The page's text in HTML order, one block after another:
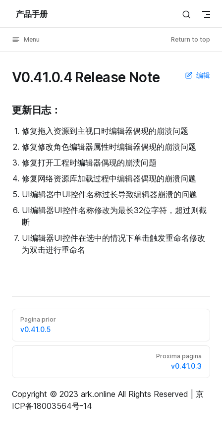
Skip to content
产品手册
Menu Return to top
编辑
V0.41.0.4 Release Note
更新日志：
修复拖入资源到主视口时编辑器偶现的崩溃问题
修复修改角色编辑器属性时编辑器偶现的崩溃问题
修复打开工程时编辑器偶现的崩溃问题
修复网络资源库加载过程中编辑器偶现的崩溃问题
UI编辑器中UI控件名称过长导致编辑器崩溃的问题
UI编辑器UI控件名称修改为最长32位字符，超过则截
断
UI编辑器UI控件在选中的情况下单击触发重命名修改
为双击进行重命名
Pagina prior
v0.41.0.5
Proxima pagina
v0.41.0.3
Copyright © 2023 ark.online All Rights Reserved | 京
ICP备18003564号-14